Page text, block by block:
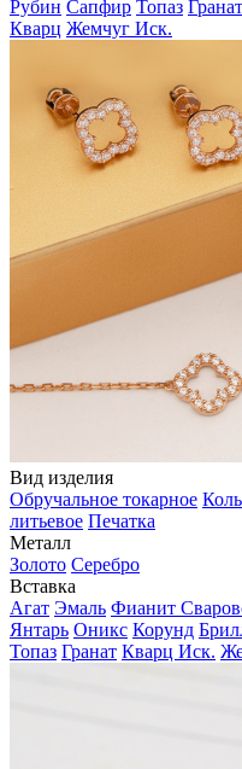
Рубин Сапфир Топаз Гранат
Кварц Жемчуг Иск.
Вид изделия
Обручальное токарное
литьевое Печатка
Металл
Золото Серебро
Вставка
Агат Эмаль Фианит
Янтарь Оникс Корунд
Топаз Гранат Кварц Иск.